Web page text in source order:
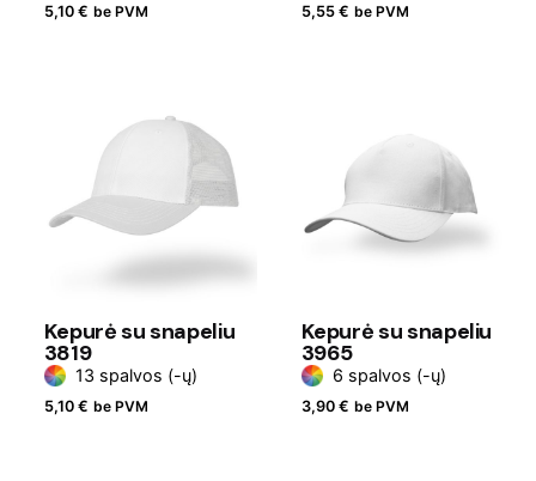
5,10 € be PVM 5,55 € be PVM
Kepurė su snapeliu
3819
13 spalvos (-ų)
5,10 € be PVM
Kepurė su snapeliu
3965
6 spalvos (-ų)
3,90 € be PVM